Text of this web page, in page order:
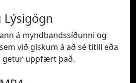
á myndbandssíðunni og
við giskum á að sé titill eða
getur uppfært það.